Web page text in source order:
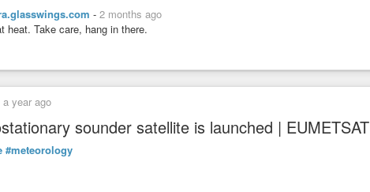
- 2 months ago
heat. Take care, hang in there.
a year ago
sounder satellite is launched | EUMETSAT
#meteorology